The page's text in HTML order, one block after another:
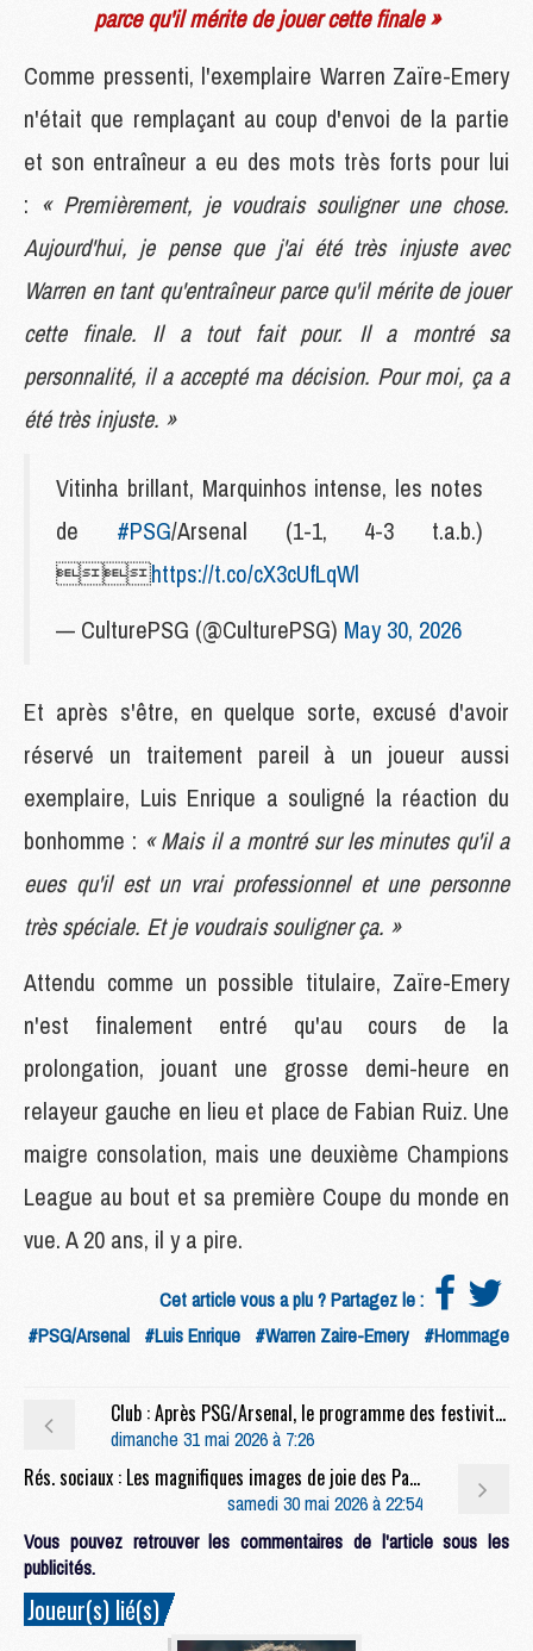
parce qu'il mérite de jouer cette finale »
Comme pressenti, l'exemplaire Warren Zaïre-Emery
n'était que remplaçant au coup d'envoi de la partie
et son entraîneur a eu des mots très forts pour lui
: « Premièrement, je voudrais souligner une chose.
Aujourd'hui, je pense que j'ai été très injuste avec
Warren en tant qu'entraîneur parce qu'il mérite de jouer
cette finale. Il a tout fait pour. Il a montré sa
personnalité, il a accepté ma décision. Pour moi, ça a
été très injuste. »
Vitinha brillant, Marquinhos intense, les notes
de #PSG/Arsenal (1-1, 4-3 t.a.b.)
https://t.co/cX3cUfLqWl
— CulturePSG (@CulturePSG) May 30, 2026
Et après s'être, en quelque sorte, excusé d'avoir
réservé un traitement pareil à un joueur aussi
exemplaire, Luis Enrique a souligné la réaction du
bonhomme : « Mais il a montré sur les minutes qu'il a
eues qu'il est un vrai professionnel et une personne
très spéciale. Et je voudrais souligner ça. »
Attendu comme un possible titulaire, Zaïre-Emery
n'est finalement entré qu'au cours de la
prolongation, jouant une grosse demi-heure en
relayeur gauche en lieu et place de Fabian Ruiz. Une
maigre consolation, mais une deuxième Champions
League au bout et sa première Coupe du monde en
vue. A 20 ans, il y a pire.
Cet article vous a plu ? Partagez le :
#PSG/Arsenal #Luis Enrique #Warren Zaire-Emery #Hommage
Club : Après PSG/Arsenal, le programme des festivités ce dimanche
dimanche 31 mai 2026 à 7:26
Rés. sociaux : Les magnifiques images de joie des Parisiens après PSG/Arsenal
samedi 30 mai 2026 à 22:54
Vous pouvez retrouver les commentaires de l'article sous les
publicités.
Joueur(s) lié(s)